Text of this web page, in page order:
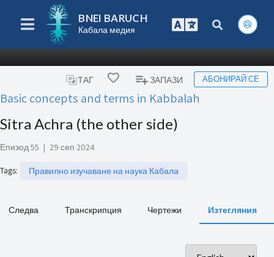
BNEI BARUCH
Кабала медия
ТАГ ЗАПАЗИ АБОНИРАЙ СЕ
Basic concepts and terms in Kabbalah
Sitra Achra (the other side)
Епизод 55 | 29 сеп 2024
Tags: Правилно изучаване на наука Кабала
Следва Транскрипция Чертежи Изтегляния